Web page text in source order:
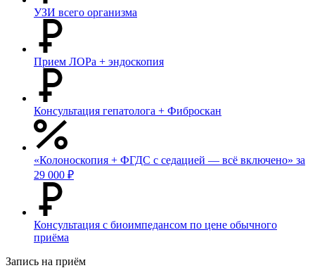
УЗИ всего организма
Прием ЛОРа + эндоскопия
Консультация гепатолога + Фиброскан
«Колоноскопия + ФГДС с седацией — всё включено» за
29 000 ₽
Консультация с биоимпедансом по цене обычного
приёма
Запись на приём